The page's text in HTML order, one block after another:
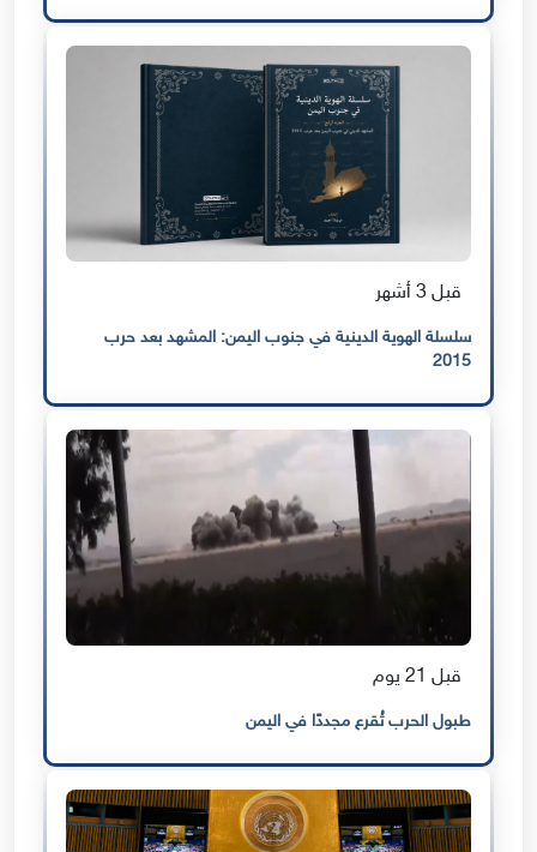
قبل 3 أشهر
سلسلة الهوية الدينية في جنوب اليمن: المشهد بعد حرب
2015
قبل 21 يوم
طبول الحرب تُقرع مجددًا في اليمن